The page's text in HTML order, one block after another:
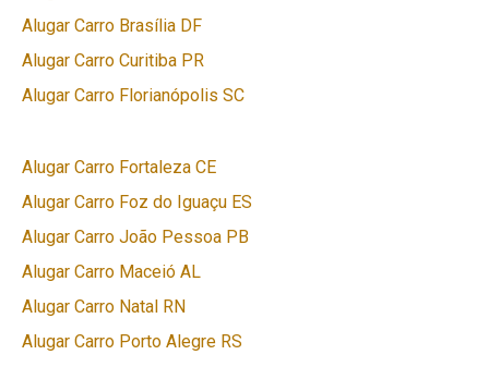
Alugar Carro Brasília DF
Alugar Carro Curitiba PR
Alugar Carro Florianópolis SC
Alugar Carro Fortaleza CE
Alugar Carro Foz do Iguaçu ES
Alugar Carro João Pessoa PB
Alugar Carro Maceió AL
Alugar Carro Natal RN
Alugar Carro Porto Alegre RS